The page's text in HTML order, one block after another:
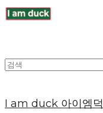
I am duck 아이엠덕